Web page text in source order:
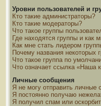
Уровни пользователей и
Кто такие администраторы?
Кто такие модераторы?
Что такое группы
Где находятся группы и как
Как мне стать лидером
Почему названия некоторых
Что такое группа по
Что означает ссылка «Наша
Личные сообщения
Я не могу отправить личные
Я постоянно получаю
Я получил спам или